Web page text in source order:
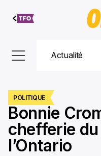
Aller au
contenu
Actualité
POLITIQUE
Bonnie
chefferie
l’Ontario